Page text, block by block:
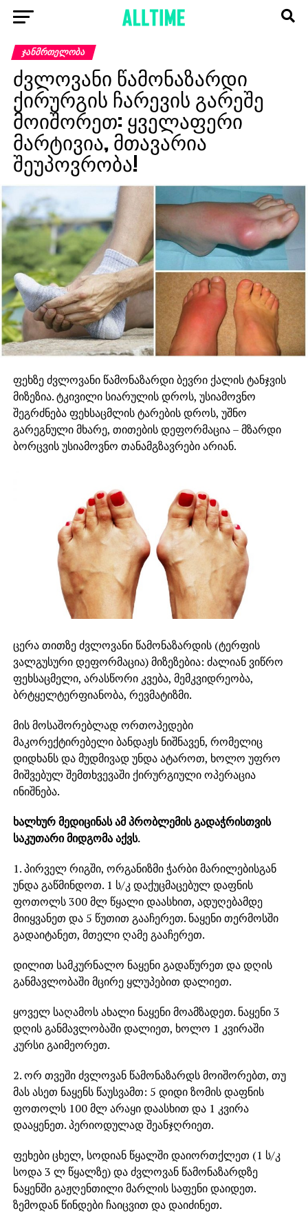
ᲯᲐᲜᲛᲠᲗᲔᲚᲝᲑᲐ
ძვლოვანი წამონაზარდი
ქირურგის ჩარევის გარეშე
მოიშორეთ: ყველაფერი
მარტივია, მთავარია
შეუპოვრობა!
ფეხზე ძვლოვანი წამონაზარდი ბევრი ქალის ტანჯვის
მიზეზია. ტკივილი სიარულის დროს, უსიამოვნო
შეგრძნება ფეხსაცმლის ტარების დროს, უშნო
გარეგნული მხარე, თითების დეფორმაცია – მზარდი
ბორცვის უსიამოვნო თანამგზავრები არიან.
ცერა თითზე ძვლოვანი წამონაზარდის (ტერფის
ვალგუსური დეფორმაცია) მიზეზებია: ძალიან ვიწრო
ფეხსაცმელი, არასწორი კვება, მემკვიდრეობა,
ბრტყელტერფიანობა, რევმატიზმი.
მის მოსაშორებლად ორთოპედები
მაკორექტირებელი ბანდაჟს ნიშნავენ, რომელიც
დიდხანს და მუდმივად უნდა ატაროთ, ხოლო უფრო
მიშვებულ შემთხვევაში ქირურგიული ოპერაცია
ინიშნება.
ხალხურ მედიცინას ამ პრობლემის გადაჭრისთვის
საკუთარი მიდგომა აქვს.
1. პირველ რიგში, ორგანიზმი ჭარბი მარილებისგან
უნდა გაწმინდოთ. 1 ს/კ დაქუცმაცებულ დაფნის
ფოთოლს 300 მლ წყალი დაასხით, ადუღებამდე
მიიყვანეთ და 5 წუთით გააჩერეთ. ნაყენი თერმოსში
გადაიტანეთ, მთელი ღამე გააჩერეთ.
დილით სამკურნალო ნაყენი გადაწურეთ და დღის
განმავლობაში მცირე ყლუპებით დალიეთ.
ყოველ საღამოს ახალი ნაყენი მოამზადეთ. ნაყენი 3
დღის განმავლობაში დალიეთ, ხოლო 1 კვირაში
კურსი გაიმეორეთ.
2. ორ თვეში ძვლოვან წამონაზარდს მოიშორებთ, თუ
მას ასეთ ნაყენს წაუსვამთ: 5 დიდი ზომის დაფნის
ფოთოლს 100 მლ არაყი დაასხით და 1 კვირა
დააყენეთ. პერიოდულად შეანჯღრიეთ.
ფეხები ცხელ, სოდიან წყალში დაიორთქლეთ (1 ს/კ
სოდა 3 ლ წყალზე) და ძვლოვან წამონაზარდზე
ნაყენში გაჟღენთილი მარლის საფენი დაიდეთ.
ზემოდან წინდები ჩაიცვით და დაიძინეთ.